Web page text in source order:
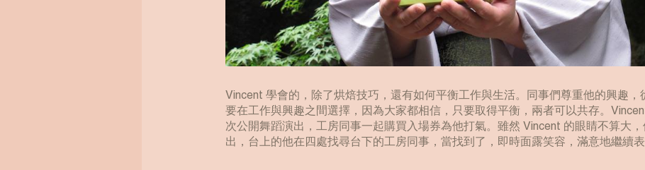
Vincent 學會的，除了烘焙技巧，還有如何平衡工作與生活。同事們尊重他的興趣，
要在工作與興趣之間選擇，因為大家都相信，只要取得平衡，兩者可以共存。
次公開舞蹈演出，工房同事一起購買入場券為他打氣。雖然 Vincent 的眼睛不算大
出，台上的他在四處找尋台下的工房同事，當找到了，即時面露笑容，滿意地繼續表